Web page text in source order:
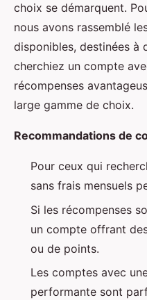
choix se démarquent.
nous avons rassemblé
disponibles, destinées à
cherchiez un compte
récompenses
large gamme de choix.
Recommandations de
Pour ceux qui
sans frais mensuels
Si les récompenses
un compte offrant
ou de points.
Les comptes avec
performante sont